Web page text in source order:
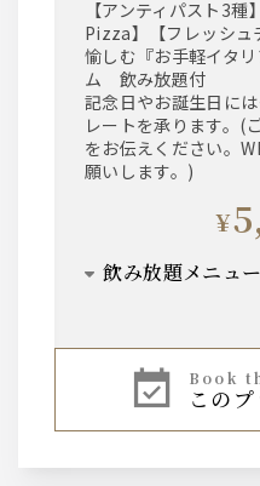
ワイン
・赤ワイン
・白ワイン
ビール
・シャンディーガフ
ワインカクテル
・オペレーター
・ワインクーラー
・キール
・スプリッツァー
カクテル
【アンティパスト3
Pizza】【フレッシュ
愉しむ『お手軽イタ
ム 飲み放題付
記念日やお誕生日に
レートを承ります。(
をお伝えください。
願いします。)
¥
飲み放題メニュー
サワー
・レモンサワー
・グレープフルーツサ
・マンゴーサワー
book
この